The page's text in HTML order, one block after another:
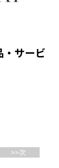
・サービ
>>次